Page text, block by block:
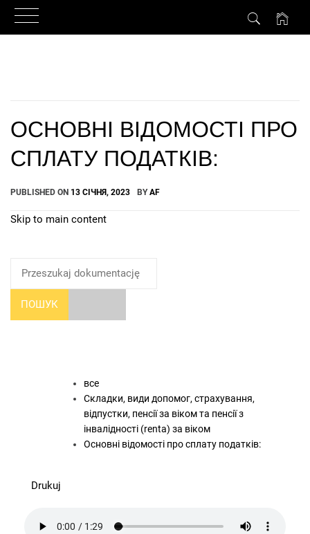
ОСНОВНІ ВІДОМОСТІ ПРО
СПЛАТУ ПОДАТКІВ:
PUBLISHED ON 13 СІЧНЯ, 2023 BYAF
Skip to main content
ПОШУК
все
Складки, види допомог, страхування,
відпустки, пенсії за віком та пенсії з
інвалідності (renta) за віком
Основні відомості про сплату податків:
Drukuj